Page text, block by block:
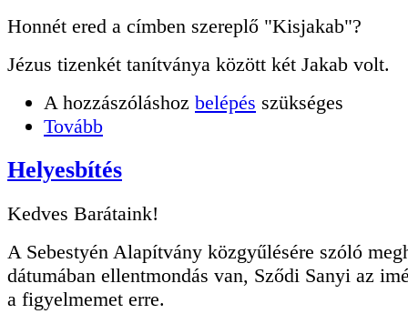
Honnét ered a címben szereplő "Kisjakab"?
Jézus tizenkét tanítványa között két Jakab volt.
A hozzászóláshoz belépés szükséges
Tovább
Helyesbítés
Kedves Barátaink!
A Sebestyén Alapítvány közgyűlésére szóló
dátumában ellentmondás van, Sződi Sanyi az
a figyelmemet erre.